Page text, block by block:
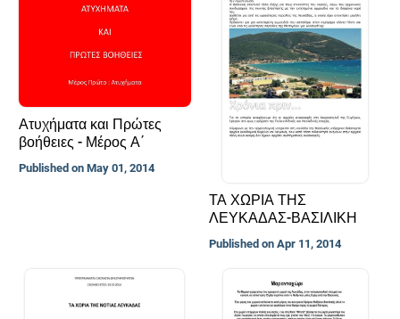
Ατυχήματα και Πρώτες
βοήθειες - Μέρος Α΄
Published on May 01, 2014
ΤΑ ΧΩΡΙΑ ΤΗΣ
ΛΕΥΚΑΔΑΣ-ΒΑΣΙΛΙΚΗ
Published on Apr 11, 2014